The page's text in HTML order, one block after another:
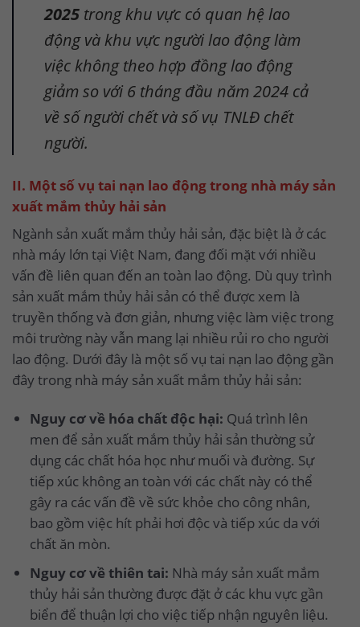
2025trong khu vực có quan hệ lao
động và khu vực người lao động làm
việc không theo hợp đồng lao động
giảm so với 6 tháng đầu năm 2024 cả
về số người chết và số vụ TNLĐ chết
người.
II. Một số vụ tai nạn lao động trong nhà máy sản
xuất mắm thủy hải sản
Ngành sản xuất mắm thủy hải sản, đặc biệt là ở các
nhà máy lớn tại Việt Nam, đang đối mặt với nhiều
vấn đề liên quan đến an toàn lao động. Dù quy trình
sản xuất mắm thủy hải sản có thể được xem là
truyền thống và đơn giản, nhưng việc làm việc trong
môi trường này vẫn mang lại nhiều rủi ro cho người
lao động. Dưới đây là một số vụ tai nạn lao động gần
đây trong nhà máy sản xuất mắm thủy hải sản:
Nguy cơ về hóa chất độc hại: Quá trình lên
men để sản xuất mắm thủy hải sản thường sử
dụng các chất hóa học như muối và đường. Sự
tiếp xúc không an toàn với các chất này có thể
gây ra các vấn đề về sức khỏe cho công nhân,
bao gồm việc hít phải hơi độc và tiếp xúc da với
chất ăn mòn.
Nguy cơ về thiên tai: Nhà máy sản xuất mắm
thủy hải sản thường được đặt ở các khu vực gần
biển để thuận lợi cho việc tiếp nhận nguyên liệu.